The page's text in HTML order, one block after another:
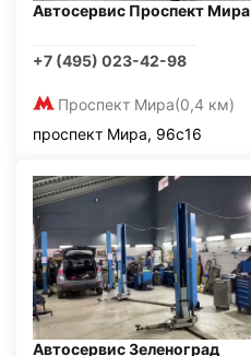
Автосервис Проспект Мира
+7 (495) 023-42-98
Проспект Мира(0,4 км)
проспект Мира, 96с16
Автосервис Зеленоград